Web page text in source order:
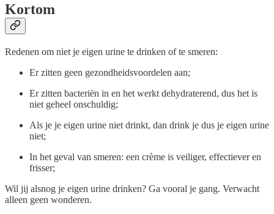
Kortom
Redenen om niet je eigen urine te drinken of te smeren:
Er zitten geen gezondheidsvoordelen aan;
Er zitten bacteriën in en het werkt dehydraterend, dus het is
niet geheel onschuldig;
Als je je eigen urine niet drinkt, dan drink je dus je eigen urine
niet;
In het geval van smeren: een crème is veiliger, effectiever en
frisser;
Wil jij alsnog je eigen urine drinken? Ga vooral je gang. Verwacht
alleen geen wonderen.